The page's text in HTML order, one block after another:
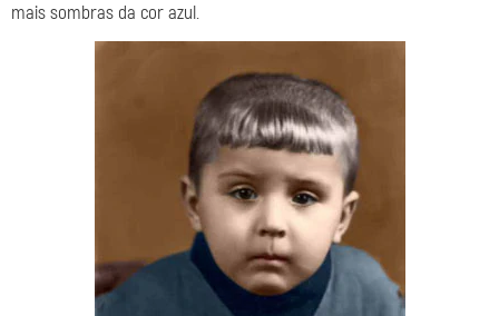
mais sombras da cor azul.